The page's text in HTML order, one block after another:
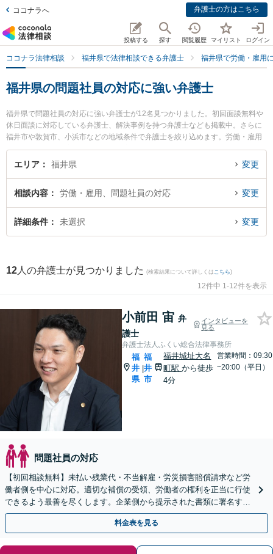
ココナラへ 弁護士の方はこちら
投稿する 探す 閲覧履歴 マイリスト ログイン
ココナラ法律相談 福井県で法律相談できる弁護士 福井県で労働・雇用
福井県の問題社員の対応に強い弁護士
福井県で問題社員の対応に強い弁護士が12名見つかりました。初回面談無料や
休日面談に対応している弁護士、解決事例を持つ弁護士なども掲載中。さらに
福井市や敦賀市、小浜市などの地域条件で弁護士を絞り込めます。労働・雇用
に関係する不当解雇や退職勧奨、内定取消等の細かな分野での絞り込み検索も
でき便利です。特に弁護士法人ふくい総合法律事務所の小前田 宙弁護士や勝見
生した問題社員の対応のトラブルを今すぐに弁護士に相談したい』『問題社員
の対応のトラブル解決の実績豊富な近くの弁護士を検索したい』『初回相談無
料で問題社員の対応を法律相談できる福井県内の弁護士に相談予約したい』な
エリア 福井県 変更
相談内容 労働・雇用、問題社員の対応 変更
詳細条件 未選択 変更
12 人の弁護士が見つかりました (検索結果について詳しくは こちら)
12件中 1-12件を表示
小前田 宙 弁
護士
インタビューを
見る
弁護士法人ふくい総合法律事務所
福
井
県
|
福
井
市
福井城址大名
町駅から徒歩
4分
営業時間：09:30
~20:00（平日）
問題社員の対応
【初回相談無料】未払い残業代・不当解雇・労災損害賠償請求など労
働者側を中心に対応。適切な補償の受領、労働者の権利を正当に行使
できるよう最善を尽くします。企業側から提示された書類に署名する
前にご相談ください【福井駅7分】【完全個室で対応】
料金表を見る